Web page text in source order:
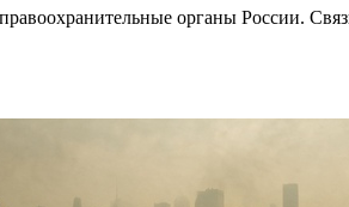
органы России.